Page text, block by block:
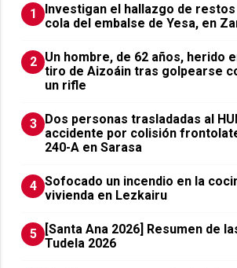
1
Investigan el hallazgo de
cola del embalse de Yesa, en
2 Un hombre, de 62 años, herido
tiro de Aizoáin tras golpearse
un rifle
3 ​Dos personas trasladadas al
accidente por colisión
240-A en Sarasa
4 Sofocado un incendio en la
vivienda en Lezkairu
5
[Santa Ana 2026] Resumen de
Tudela 2026